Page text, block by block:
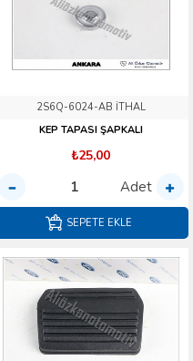
2S6Q-6024-AB İTHAL
KEP TAPASI ŞAPKALI
₺25,00
Adet
SEPETE EKLE